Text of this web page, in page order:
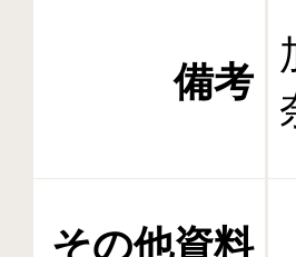
備考
その他資料